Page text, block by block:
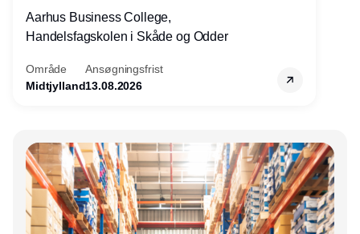
Aarhus Business College,
Handelsfagskolen i Skåde og Odder
Område
Midtjylland
Ansøgningsfrist
13.08.2026
Annonce